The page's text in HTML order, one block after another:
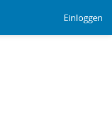
Einloggen